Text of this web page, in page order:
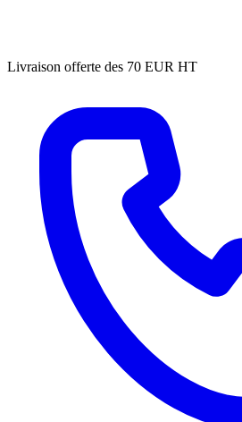
Livraison offerte des 70 EUR HT